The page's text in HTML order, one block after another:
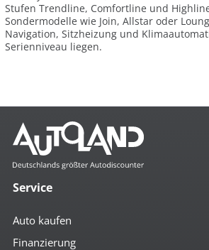
Stufen Trendline, Comfortline und
Sondermodelle wie Join, Allstar oder
Navigation, Sitzheizung und
Serienniveau liegen.
Service
Auto kaufen
Finanzierung